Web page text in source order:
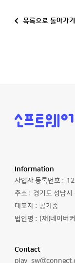
목록으로 돌아가기
소
프
놀
자
Information
사업자 등록번호 :
주소 : 경기도 성남
대표자 : 공기중
법인명 : (재)네이버
Contact
이